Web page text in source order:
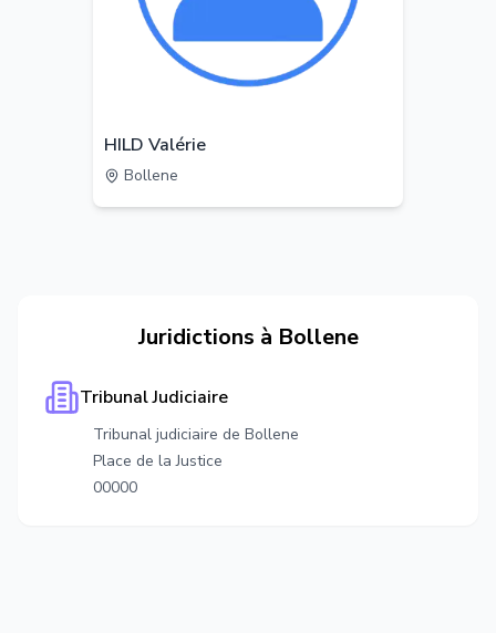
HILD Valérie
Bollene
Juridictions à Bollene
Tribunal Judiciaire
Tribunal judiciaire de Bollene
Place de la Justice
00000